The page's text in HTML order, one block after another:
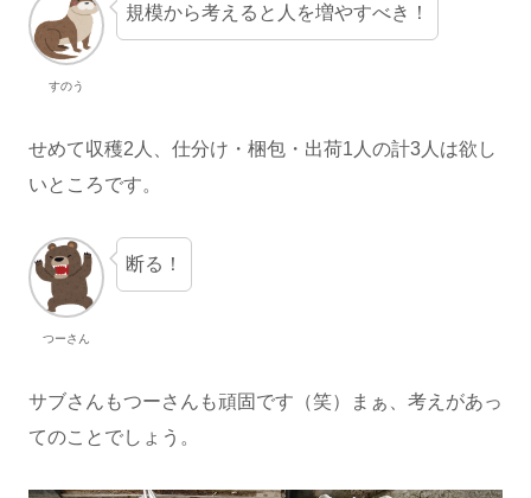
すのう
規模から考えると人を増やすべき！
せめて収穫2人、仕分け・梱包・出荷1人の計3人は欲し
いところです。
つーさん
断る！
サブさんもつーさんも頑固です（笑）まぁ、考えがあっ
てのことでしょう。